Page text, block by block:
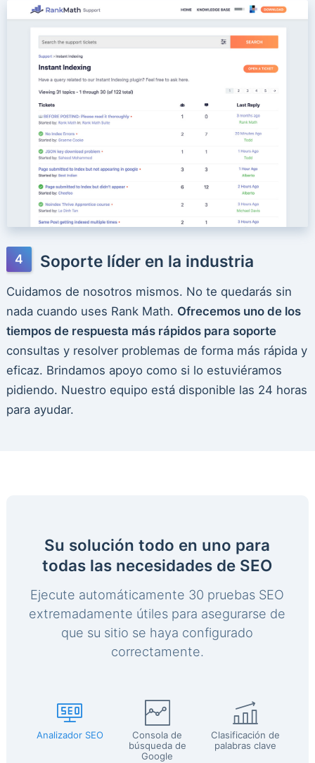
Soporte líder en la industria
Cuidamos de nosotros mismos. No te quedarás sin
nada cuando uses Rank Math. Ofrecemos uno de los
tiempos de respuesta más rápidos para soporte
consultas y resolver problemas de forma más rápida y
eficaz. Brindamos apoyo como si lo estuviéramos
pidiendo. Nuestro equipo está disponible las 24 horas
para ayudar.
Su solución todo en uno para
todas las necesidades de SEO
Ejecute automáticamente 30 pruebas SEO
extremadamente útiles para asegurarse de
que su sitio se haya configurado
correctamente.
Analizador SEO
Consola de
búsqueda de
Google
Clasificación de
palabras clave